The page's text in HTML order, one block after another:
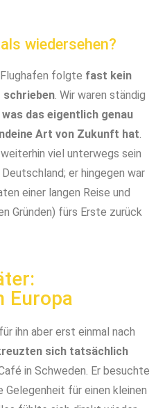
wiedersehen?
Flughafen folgte fast kein
schrieben. Wir waren ständig
was das eigentlich genau
Art von Zukunft hat.
viel unterwegs sein
er hingegen war
einer langen Reise und
Gründen) fürs Erste zurück
Europa
ihn aber erst einmal nach
sich tatsächlich
in Schweden. Er besuchte
für einen kleinen